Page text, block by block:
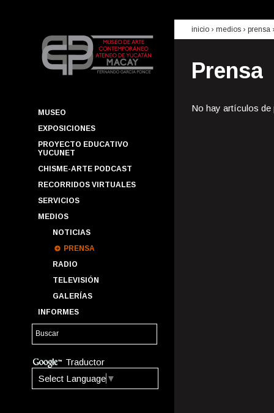
MUSEO
EXPOSICIONES
PROYECTO EDUCATIVO
YUCUNET
CHISME-ARTE PODCAST
RECORRIDOS VIRTUALES
SERVICIOS
MEDIOS
NOTICIAS
PRENSA
RADIO
TELEVISIÓN
GALERÍAS
INFORMES
Traductor
Select Language ▼
inicio › medios › prensa
Prensa
No hay artículos de